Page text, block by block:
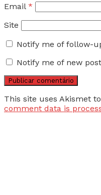
Email *
Site
Notify me of follow-
Notify me of new
This site uses Akismet
comment data is